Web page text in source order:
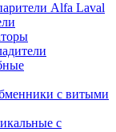
Alfa Laval
с витыми
с